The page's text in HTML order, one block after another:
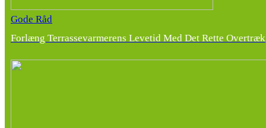
Gode Råd
Forlæng Terrassevarmerens Levetid Med Det Rette Overtræk